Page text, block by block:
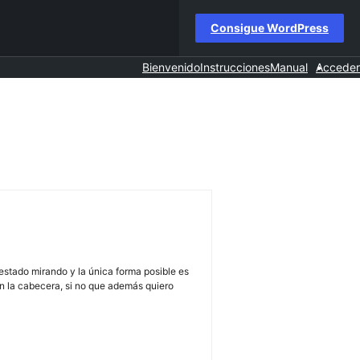
Consigue WordPress
BienvenidoInstruccionesManual Acceder
mirando y la única forma posible es
la cabecera, si no que además quiero